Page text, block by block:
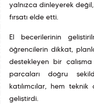
yalnızca dinleyerek
fırsatı elde etti.
El becerilerinin
öğrencilerin dikkat,
destekleyen bir
parçaları doğru
katılımcılar, hem
geliştirdi.